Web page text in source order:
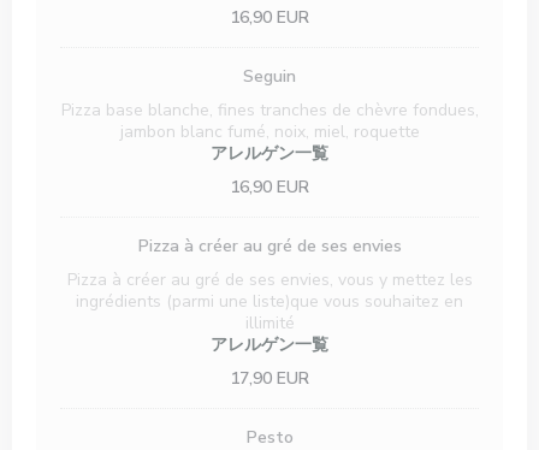
16,90 EUR
Seguin
Pizza base blanche, fines tranches de chèvre fondues,
jambon blanc fumé, noix, miel, roquette
アレルゲン一覧
16,90 EUR
Pizza à créer au gré de ses envies
Pizza à créer au gré de ses envies, vous y mettez les
ingrédients (parmi une liste)que vous souhaitez en
illimité
アレルゲン一覧
17,90 EUR
Pesto